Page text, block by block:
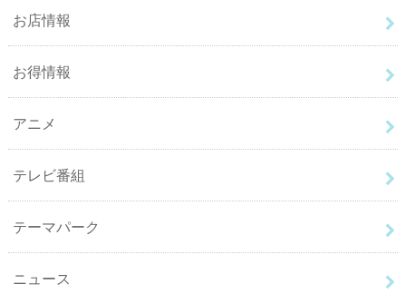
お店情報
お得情報
アニメ
テレビ番組
テーマパーク
ニュース